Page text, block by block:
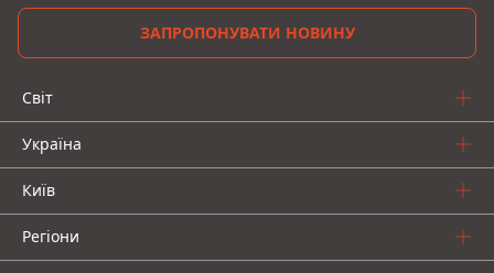
ЗАПРОПОНУВАТИ НОВИНУ
Світ
Україна
Київ
Регіони